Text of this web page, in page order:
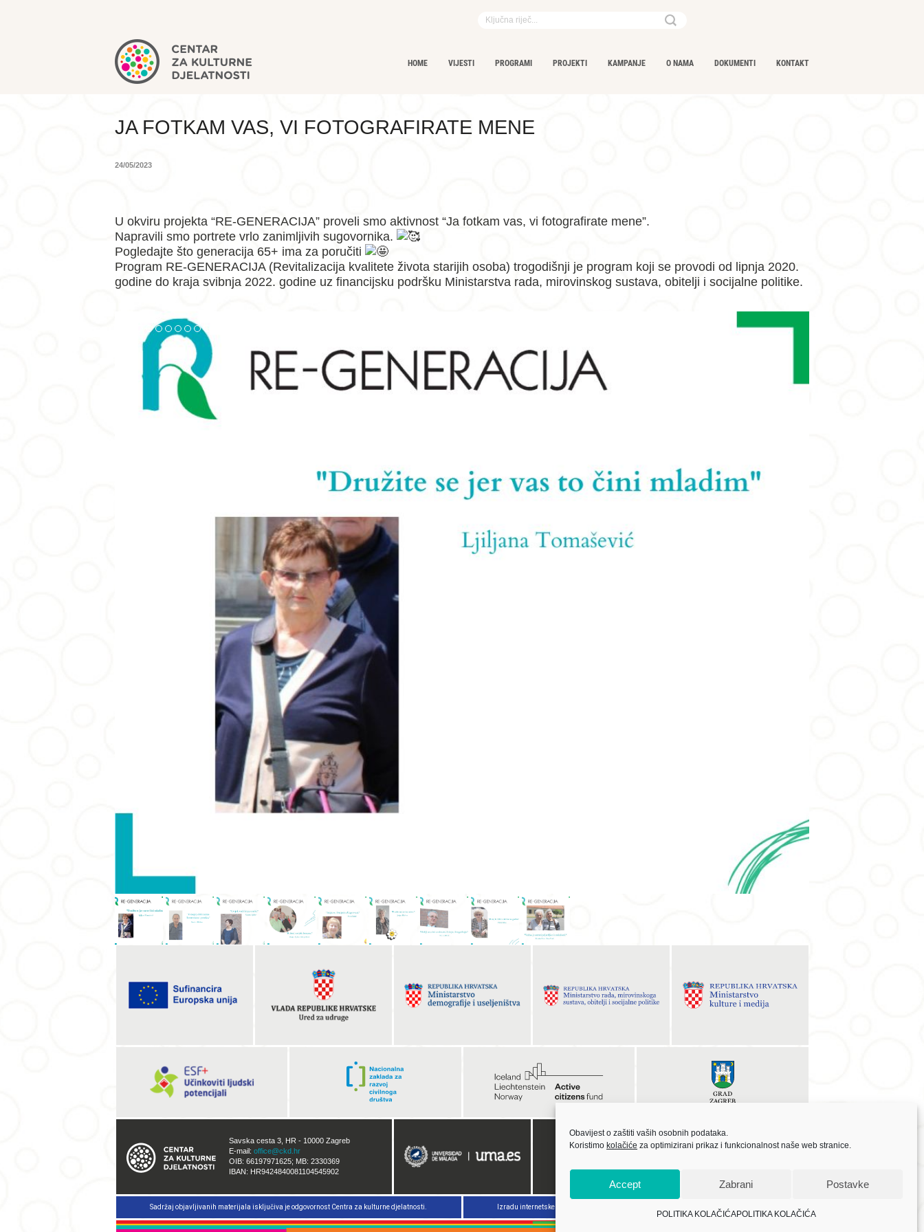
Obavijest o zaštiti vaših osobnih podataka.
Koristimo kolačiće za optimizirani prikaz i funkcionalnost naše web stranice.
Accept Zabrani Postavke
POLITIKA KOLAČIĆAPOLITIKA KOLAČIĆA
HOME VIJESTI PROGRAMI PROJEKTI KAMPANJE O NAMA DOKUMENTI KONTAKT
JA FOTKAM VAS, VI FOTOGRAFIRATE MENE
24/05/2023
U okviru projekta “RE-GENERACIJA” proveli smo aktivnost “Ja fotkam vas, vi fotografirate mene”.
Napravili smo portrete vrlo zanimljivih sugovornika.
Pogledajte što generacija 65+ ima za poručiti
Program RE-GENERACIJA (Revitalizacija kvalitete života starijih osoba) trogodišnji je program koji se provodi od lipnja 2020.
godine do kraja svibnja 2022. godine uz financijsku podršku Ministarstva rada, mirovinskog sustava, obitelji i socijalne politike.
Savska cesta 3, HR - 10000 Zagreb
E-mail: office@ckd.hr
OIB: 66197971625; MB: 2330369
IBAN: HR9424840081104545902
Sadržaj objavljivanih materijala isključiva je odgovornost Centra za kulturne djelatnosti. Izradu internetske stranice sufinancirala Europska unija iz Europskog socijalnog fonda.